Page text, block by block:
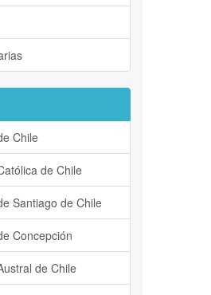
Chile
de Chile
Santiago de Chile
Concepción
de Chile